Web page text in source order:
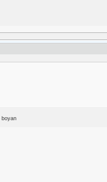
boyan